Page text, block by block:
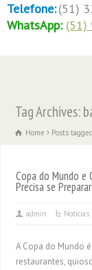
Telefone:(51)
WhatsApp: (51)
Tag Archives:
Home Posts
Copa do Mundo e
Precisa se
admin Notícias
A Copa do Mundo
restaurantes,